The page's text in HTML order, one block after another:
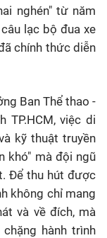
nghén" từ năm
lạc bộ đua xe
chính thức diễn
Ban Thể thao -
TP.HCM, việc di
kỹ thuật truyền
khó" mà đội ngũ
Để thu hút được
không chỉ mang
và về đích, mà
hành trình